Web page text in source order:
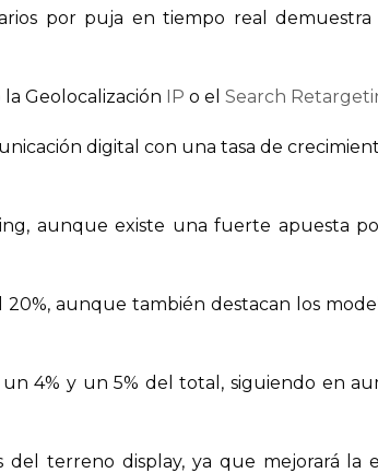
por puja en tiempo real
Geolocalización IP o el Search
digital con una tasa de
aunque existe una fuerte apuesta
aunque también destacan los
4% y un 5% del total, siguiendo en
terreno display, ya que mejorará la